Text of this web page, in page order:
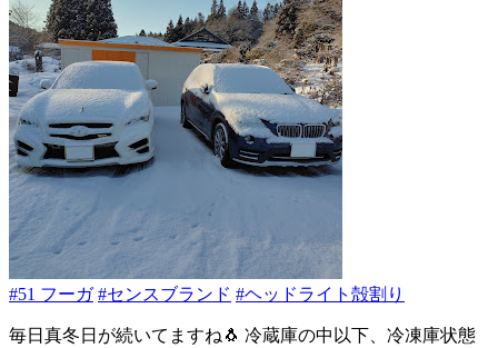
#51 フーガ #センスブランド #ヘッドライト殻割り
毎日真冬日が続いてますね🐧 冷蔵庫の中以下、冷凍庫状態